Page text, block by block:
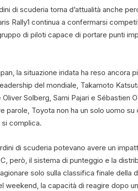
di scuderia torna d’attualità anche
Rally1 continua a confermarsi
di piloti capace di portare punti
la situazione iridata ha reso ancora
del mondiale, Takamoto
Solberg, Sami Pajari e Sébastien
parole, Toyota non ha un solo uomo
complica.
di scuderia potevano avere un
però, il sistema di punteggio e la
solo sulla classifica finale della
weekend, la capacità di reagire dopo